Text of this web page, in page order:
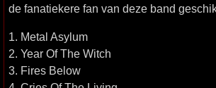
de fanatiekere fan van deze band
1. Metal Asylum
2. Year Of The Witch
3. Fires Below